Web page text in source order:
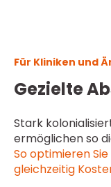
Für Kliniken und
Gezielte
Stark
ermöglichen so
So optimieren
gleichzeitig